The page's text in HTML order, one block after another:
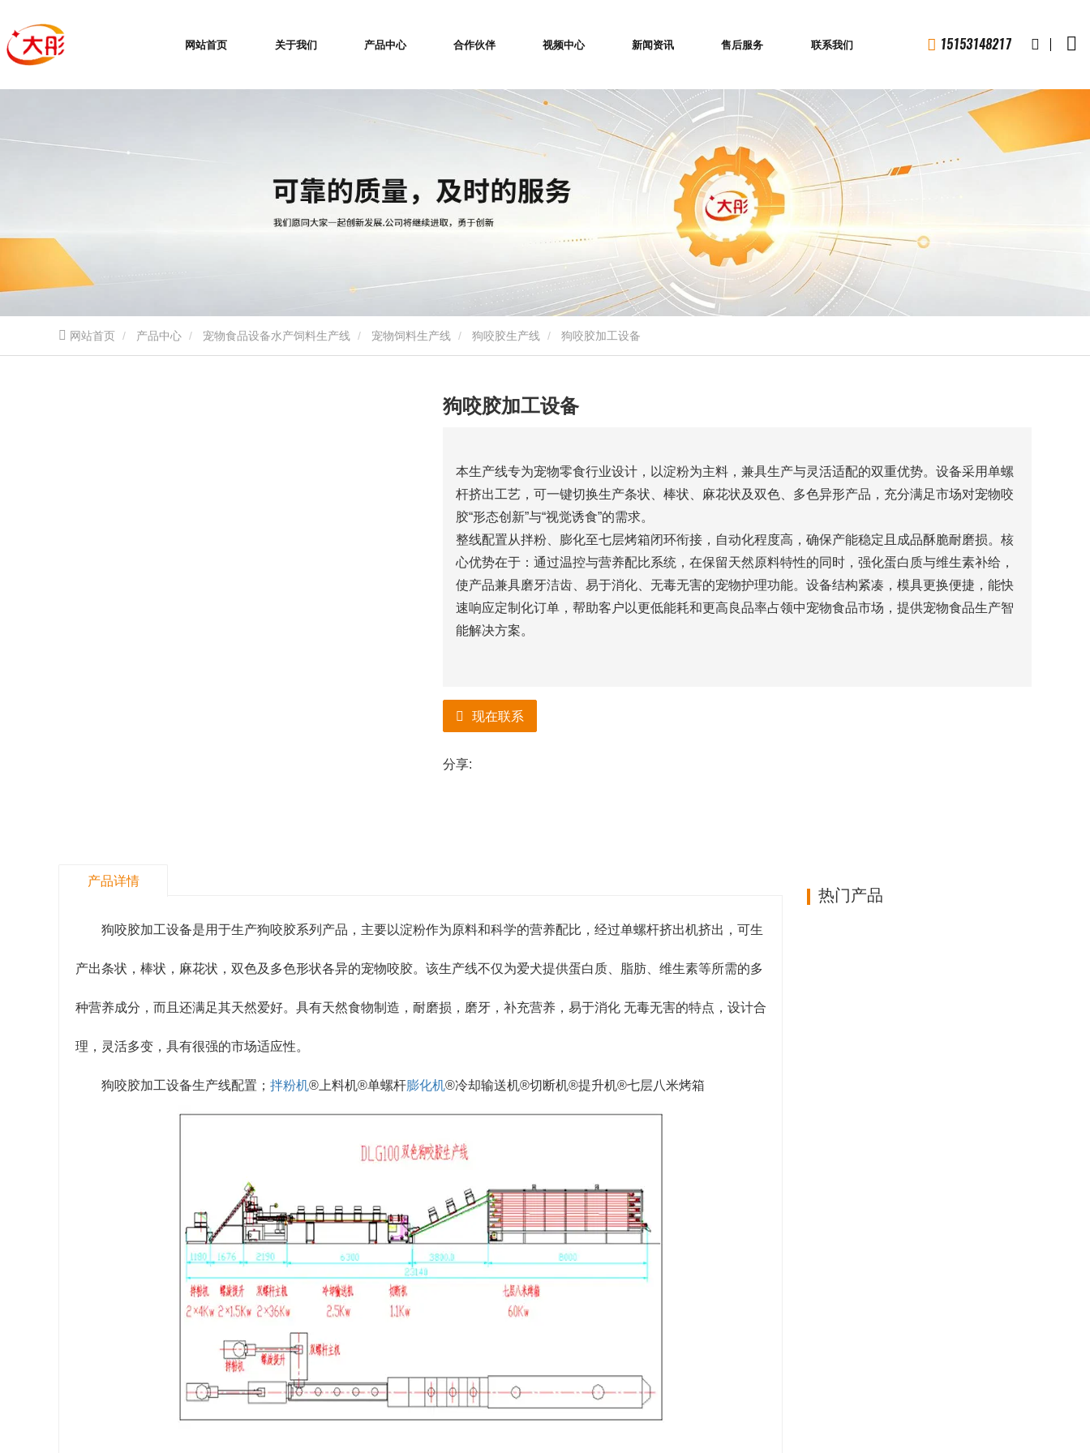
网站首页 关于我们 产品中心 合作伙伴 视频中心 新闻资讯 售后服务 联系我们 15153148217
网站首页 产品中心 宠物食品设备水产饲料生产线 宠物饲料生产线 狗咬胶生产线 狗咬胶加工设备
狗咬胶加工设备
本生产线专为宠物零食行业设计，以淀粉为主料，兼具生产与灵活适配的双重优势。设备采用单螺
杆挤出工艺，可一键切换生产条状、棒状、麻花状及双色、多色异形产品，充分满足市场对宠物咬
胶“形态创新”与“视觉诱食”的需求。
整线配置从拌粉、膨化至七层烤箱闭环衔接，自动化程度高，确保产能稳定且成品酥脆耐磨损。核
心优势在于：通过温控与营养配比系统，在保留天然原料特性的同时，强化蛋白质与维生素补给，
使产品兼具磨牙洁齿、易于消化、无毒无害的宠物护理功能。设备结构紧凑，模具更换便捷，能快
速响应定制化订单，帮助客户以更低能耗和更高良品率占领中宠物食品市场，提供宠物食品生产智
能解决方案。
现在联系
分享:
产品详情
狗咬胶加工设备是用于生产狗咬胶系列产品，主要以淀粉作为原料和科学的营养配比，经过单螺杆挤出机挤出，可生
产出条状，棒状，麻花状，双色及多色形状各异的宠物咬胶。该生产线不仅为爱犬提供蛋白质、脂肪、维生素等所需的多
种营养成分，而且还满足其天然爱好。具有天然食物制造，耐磨损，磨牙，补充营养，易于消化 无毒无害的特点，设计合
理，灵活多变，具有很强的市场适应性。
狗咬胶加工设备生产线配置； 拌粉机®上料机®单螺杆膨化机®冷却输送机®切断机®提升机®七层八米烤箱
热门产品